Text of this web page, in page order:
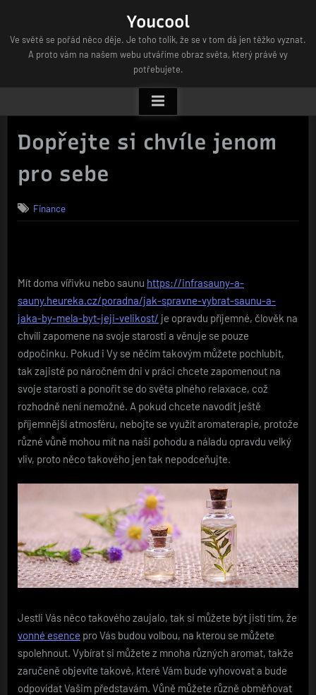
content
Youcool
Ve světě se pořád něco děje. Je toho tolik, že se v tom dá jen těžko vyznat.
A proto vám na našem webu utváříme obraz světa, který právě vy
potřebujete.
Dopřejte si chvíle jenom
pro sebe
Finance
Mít doma vířivku nebo saunu https://infrasauny-a-
sauny.heureka.cz/poradna/jak-spravne-vybrat-saunu-a-
jaka-by-mela-byt-jeji-velikost/ je opravdu příjemné, člověk na
chvíli zapomene na svoje starosti a věnuje se pouze
odpočinku. Pokud i Vy se něčím takovým můžete pochlubit,
tak zajisté po náročném dni v práci chcete zapomenout na
svoje starosti a ponořit se do světa plného relaxace, což
rozhodně není nemožné. A pokud chcete navodit ještě
příjemnější atmosféru, nebojte se využít aromaterapie, protože
různé vůně mohou mít na naši pohodu a náladu opravdu velký
vliv, proto něco takového jen tak nepodceňujte.
Jestli Vás něco takového zaujalo, tak si můžete být jistí tím, že
vonné esence pro Vás budou volbou, na kterou se můžete
spolehnout. Vybírat si můžete z mnoha různých aromat, takže
zaručeně objevíte takové, které Vám bude vyhovovat a bude
odpovídat Vašim představám. Vůně můžete různě obměňovat